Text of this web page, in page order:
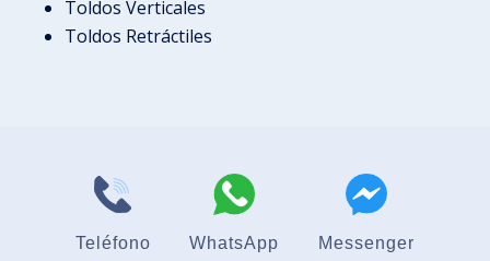
Toldos Verticales
Toldos Retráctiles
Teléfono WhatsApp Messenger